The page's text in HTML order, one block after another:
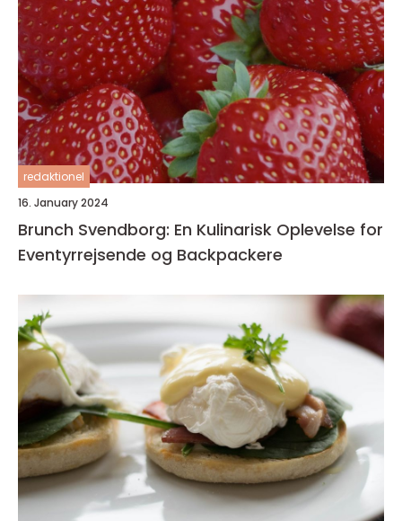
redaktionel
16. January 2024
Brunch Svendborg: En Kulinarisk Oplevelse for
Eventyrrejsende og Backpackere